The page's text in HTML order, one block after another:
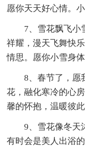
愿你天天好心情。
7、雪花飘飞小
祥耀，漫天飞舞快
情思。愿你小雪身
8、春节了，愿
花，融化寒冷的心
馨的怀抱，温暖彼
9、雪花像冬天
有时会是美人出浴